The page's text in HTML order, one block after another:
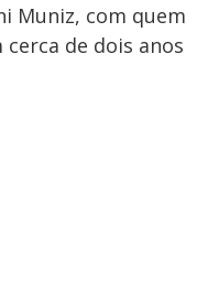
Muniz, com quem
de dois anos